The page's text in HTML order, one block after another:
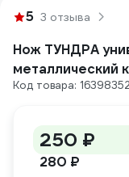
5 3 отзыва
Нож ТУНДРА
металлический
Код товара:
250 ₽
280 ₽